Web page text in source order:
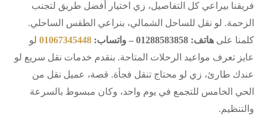
فريقنا بيراعي كل التفاصيل، زي اختيار أفضل طريق لتجنب
الزحمة. لو نقل للساحل الشمالي، بنراعي الطقس الساحلي.
كلمنا على هاتف: 01288583858 – واتساب: 01067345448 لو
عايز تعرف مواعيد الرحلات المتاحة. بنقدم خدمات نقل سريع لو
عندك طارئ، زي لو محتاج تنقل فجأة. قصة، عميل نقل من
الحي الخامس للتجمع في يوم واحد، وكان مبسوط بالسرعة
والتنظيم.